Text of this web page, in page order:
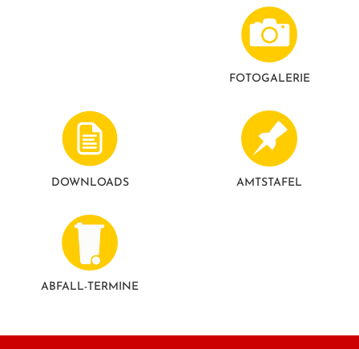
FOTO­GALERIE
DOWNLOADS AMTSTAFEL
ABFALL-TERMINE